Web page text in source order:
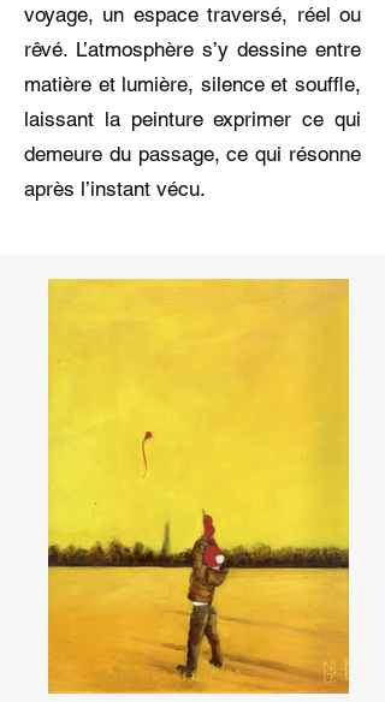
voyage, un espace traversé, réel ou
rêvé. L’atmosphère s’y dessine entre
matière et lumière, silence et souffle,
laissant la peinture exprimer ce qui
demeure du passage, ce qui résonne
après l’instant vécu.